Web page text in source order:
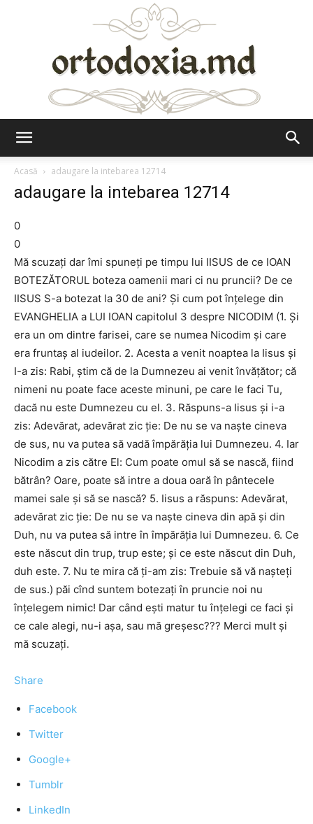
Acasă
adaugare la intebarea 12714
adaugare la intebarea 12714
0
0
Mă scuzați dar îmi spuneți pe timpu lui IISUS de ce IOAN
BOTEZĂTORUL boteza oamenii mari ci nu pruncii? De ce
IISUS S-a botezat la 30 de ani? Și cum pot înțelege din
EVANGHELIA a LUI IOAN capitolul 3 despre NICODIM (1. Şi
era un om dintre farisei, care se numea Nicodim şi care
era fruntaş al iudeilor. 2. Acesta a venit noaptea la Iisus şi
I-a zis: Rabi, ştim că de la Dumnezeu ai venit învăţător; că
nimeni nu poate face aceste minuni, pe care le faci Tu,
dacă nu este Dumnezeu cu el. 3. Răspuns-a Iisus şi i-a
zis: Adevărat, adevărat zic ţie: De nu se va naşte cineva
de sus, nu va putea să vadă împărăţia lui Dumnezeu. 4. Iar
Nicodim a zis către El: Cum poate omul să se nască, fiind
bătrân? Oare, poate să intre a doua oară în pântecele
mamei sale şi să se nască? 5. Iisus a răspuns: Adevărat,
adevărat zic ţie: De nu se va naşte cineva din apă şi din
Duh, nu va putea să intre în împărăţia lui Dumnezeu. 6. Ce
este născut din trup, trup este; şi ce este născut din Duh,
duh este. 7. Nu te mira că ţi-am zis: Trebuie să vă naşteţi
de sus.) păi cînd suntem botezați în pruncie noi nu
înțelegem nimic! Dar când ești matur tu înțelegi ce faci și
ce cale alegi, nu-i așa, sau mă greșesc??? Merci mult și
mă scuzați.
Share
Facebook
Twitter
Google+
Tumblr
LinkedIn